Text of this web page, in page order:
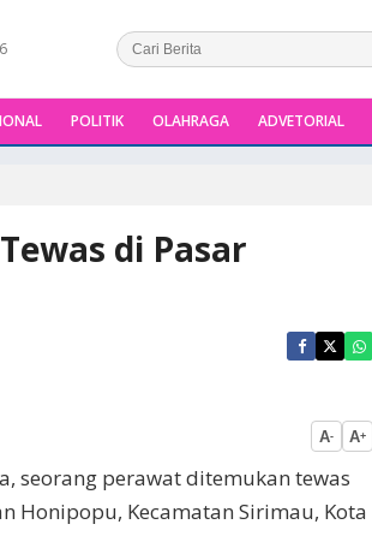
POLITIK OLAHRAGA ADVETORIAL
di Pasar
A- A+
seorang perawat ditemukan tewas
Honipopu, Kecamatan Sirimau, Kota